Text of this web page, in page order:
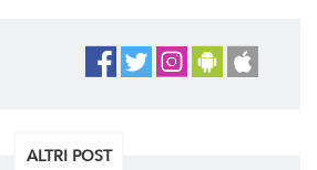
ALTRI POST